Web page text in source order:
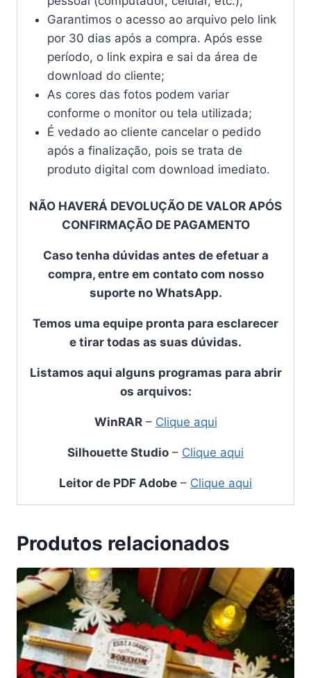
Garantimos o acesso ao arquivo pelo link
por 30 dias após a compra. Após esse
período, o link expira e sai da área de
download do cliente;
As cores das fotos podem variar
conforme o monitor ou tela utilizada;
É vedado ao cliente cancelar o pedido
após a finalização, pois se trata de
produto digital com download imediato.
NÃO HAVERÁ DEVOLUÇÃO DE VALOR APÓS
CONFIRMAÇÃO DE PAGAMENTO
Caso tenha dúvidas antes de efetuar a
compra, entre em contato com nosso
suporte no WhatsApp.
Temos uma equipe pronta para esclarecer
e tirar todas as suas dúvidas.
Listamos aqui alguns programas para abrir
os arquivos:
WinRAR– Clique aqui
Silhouette Studio – Clique aqui
Leitor de PDF Adobe – Clique aqui
Produtos relacionados